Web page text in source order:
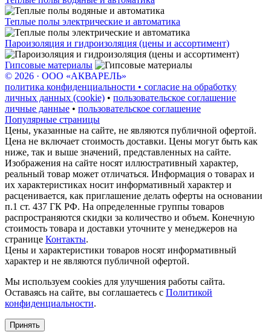
Теплые полы электрические и автоматика
Пароизоляция и гидроизоляция (цены и ассортимент)
Гипсовые материалы
© 2026 · ООО «АКВАРЕЛЬ»
политика конфиденциальности • согласие на обработку
личных данных (cookie) • пользовательское соглашение
личные данные • пользовательское соглашение
Популярные страницы
Цены, указанные на сайте, не являются публичной офертой.
Цена не включает стоимость доставки. Цены могут быть как
ниже, так и выше значений, представленных на сайте.
Изображения на сайте носят иллюстративный характер,
реальный товар может отличаться. Информация о товарах и
их характеристиках носит информативный характер и
расценивается, как приглашение делать оферты на основании
п.1 ст. 437 ГК РФ. На определенные группы товаров
распространяются скидки за количество и объем. Конечную
стоимость товара и доставки уточните у менеджеров на
странице Контакты.
Цены и характеристики товаров носят информативный
характер и не являются публичной офертой.
Мы используем cookies для улучшения работы сайта.
Оставаясь на сайте, вы соглашаетесь с Политикой
конфиденциальности.
Принять